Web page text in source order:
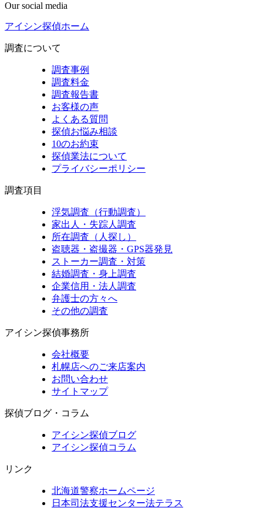
Our social media
アイシン探偵ホーム
調査について
調査事例
調査料金
調査報告書
お客様の声
よくある質問
探偵お悩み相談
10のお約束
探偵業法について
プライバシーポリシー
調査項目
浮気調査（行動調査）
家出人・失踪人調査
所在調査（人探し）
盗聴器・盗撮器・GPS器発見
ストーカー調査・対策
結婚調査・身上調査
企業信用・法人調査
弁護士の方々へ
その他の調査
アイシン探偵事務所
会社概要
札幌店へのご来店案内
お問い合わせ
サイトマップ
探偵ブログ・コラム
アイシン探偵ブログ
アイシン探偵コラム
リンク
北海道警察ホームページ
日本司法支援センター法テラス